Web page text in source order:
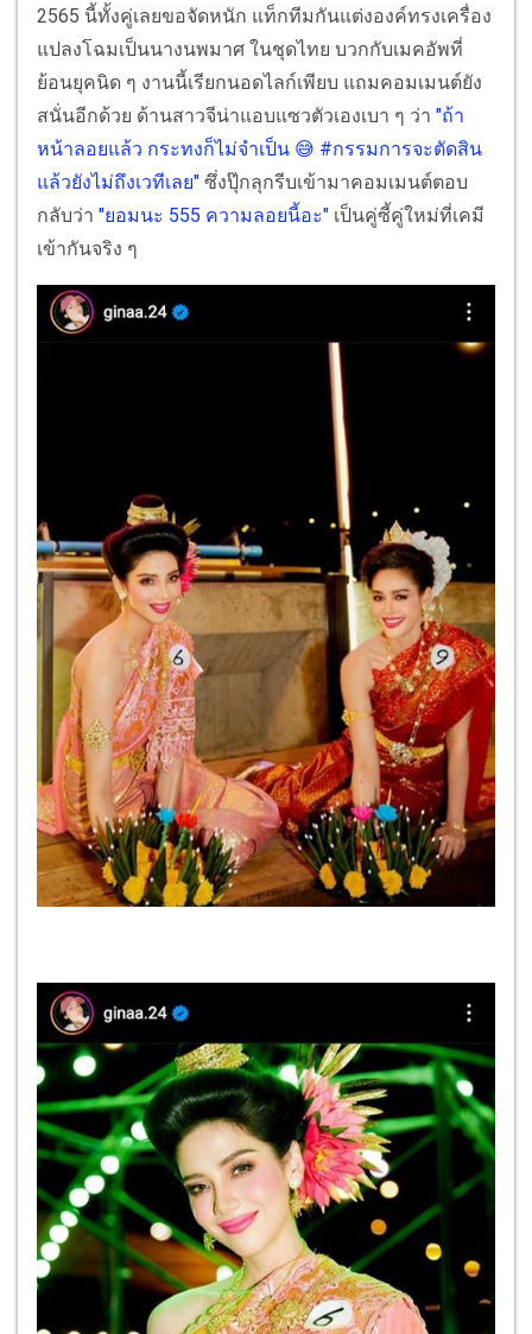
2565 นี้ทั้งคู่เลยขอจัดหนัก แท็กทีมกันแต่งองค์ทรงเครื่อง
แปลงโฉมเป็นนางนพมาศ ในชุดไทย บวกกับเมคอัพที่
ย้อนยุคนิด ๆ งานนี้เรียกนอดไลก์เพียบ แถมคอมเมนต์ยัง
สนั่นอีกด้วย ด้านสาวจีน่าแอบแซวตัวเองเบา ๆ ว่า "ถ้า
หน้าลอยแล้ว กระทงก็ไม่จำเป็น 😅 #กรรมการจะตัดสิน
แล้วยังไม่ถึงเวทีเลย" ซึ่งปุ๊กลุกรีบเข้ามาคอมเมนต์ตอบ
กลับว่า "ยอมนะ 555 ความลอยนี้อะ" เป็นคู่ซี้คู่ใหม่ที่เคมี
เข้ากันจริง ๆ